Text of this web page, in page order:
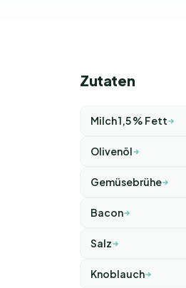
Zutaten
Milch 1,5 % Fett
Olivenöl
Gemüsebrühe
Bacon
Salz
Knoblauch